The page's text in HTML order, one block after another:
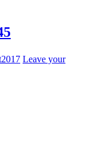
Leave your